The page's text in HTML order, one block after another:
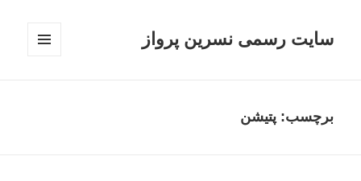
سایت رسمی نسرین پرواز
برچسب:پتیشن